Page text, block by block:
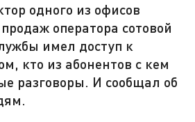
одного из офисов
оператора сотовой
имел доступ к
кто из абонентов с кем
разговоры. И сообщал об